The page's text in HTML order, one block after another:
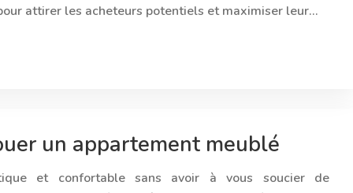
attirer les acheteurs potentiels et maximiser leur…
un appartement meublé
et confortable sans avoir à vous soucier de